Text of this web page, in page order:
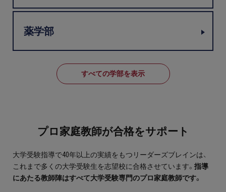
プライバシーポリシー
薬学部
すべての学部を表示
プロ家庭教師が合格をサポート
大学受験指導で40年以上の実績をもつリーダーズブレインは、
これまで多くの大学受験生を志望校に合格させています。 指導
にあたる教師陣はすべて大学受験専門のプロ家庭教師です。